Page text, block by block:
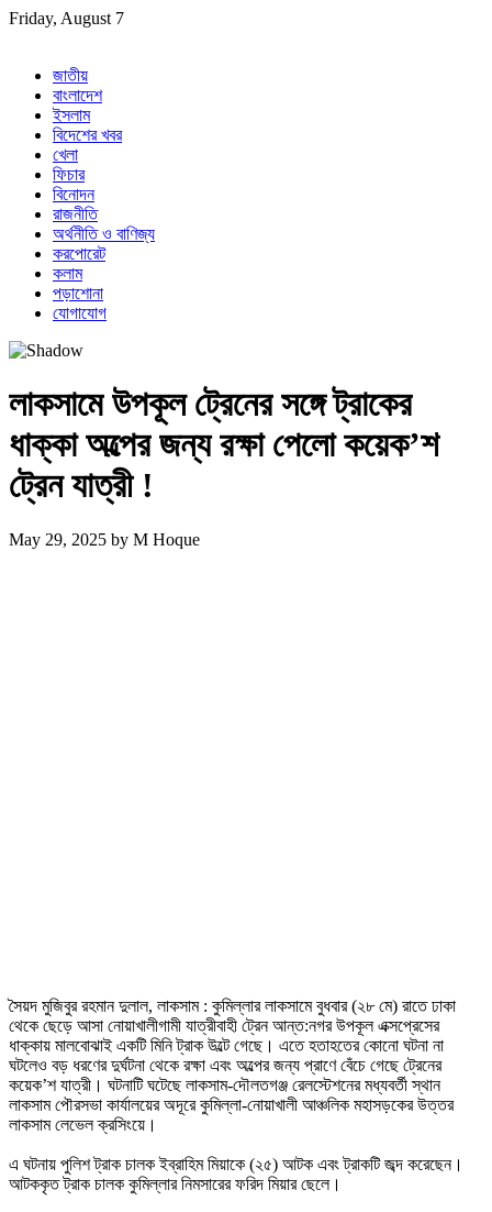
Skip
Friday, August 7
জাতীয়
বাংলাদেশ
ইসলাম
বিদেশের খবর
খেলা
ফিচার
বিনোদন
রাজনীতি
অর্থনীতি ও বাণিজ্য
করপোরেট
কলাম
পড়াশোনা
যোগাযোগ
লাকসামে উপকূল ট্রেনের সঙ্গে ট্রাকের
ধাক্কা অল্পের জন্য রক্ষা পেলো কয়েক’শ
ট্রেন যাত্রী !
May 29, 2025 by M Hoque
সৈয়দ মুজিবুর রহমান দুলাল, লাকসাম : কুমিল্লার লাকসামে বুধবার (২৮ মে) রাতে ঢাকা
থেকে ছেড়ে আসা নোয়াখালীগামী যাত্রীবাহী ট্রেন আন্ত:নগর উপকূল এক্সপ্রেসের
ধাক্কায় মালবোঝাই একটি মিনি ট্রাক উল্টে গেছে। এতে হতাহতের কোনো ঘটনা না
ঘটলেও বড় ধরণের দুর্ঘটনা থেকে রক্ষা এবং অল্পের জন্য প্রাণে বেঁচে গেছে ট্রেনের
কয়েক’শ যাত্রী। ঘটনাটি ঘটেছে লাকসাম-দৌলতগঞ্জ রেলস্টেশনের মধ্যবর্তী স্থান
লাকসাম পৌরসভা কার্যালয়ের অদূরে কুমিল্লা-নোয়াখালী আঞ্চলিক মহাসড়কের উত্তর
লাকসাম লেভেল ক্রসিংয়ে।
এ ঘটনায় পুলিশ ট্রাক চালক ইব্রাহিম মিয়াকে (২৫) আটক এবং ট্রাকটি জব্দ করেছেন।
আটককৃত ট্রাক চালক কুমিল্লার নিমসারের ফরিদ মিয়ার ছেলে।